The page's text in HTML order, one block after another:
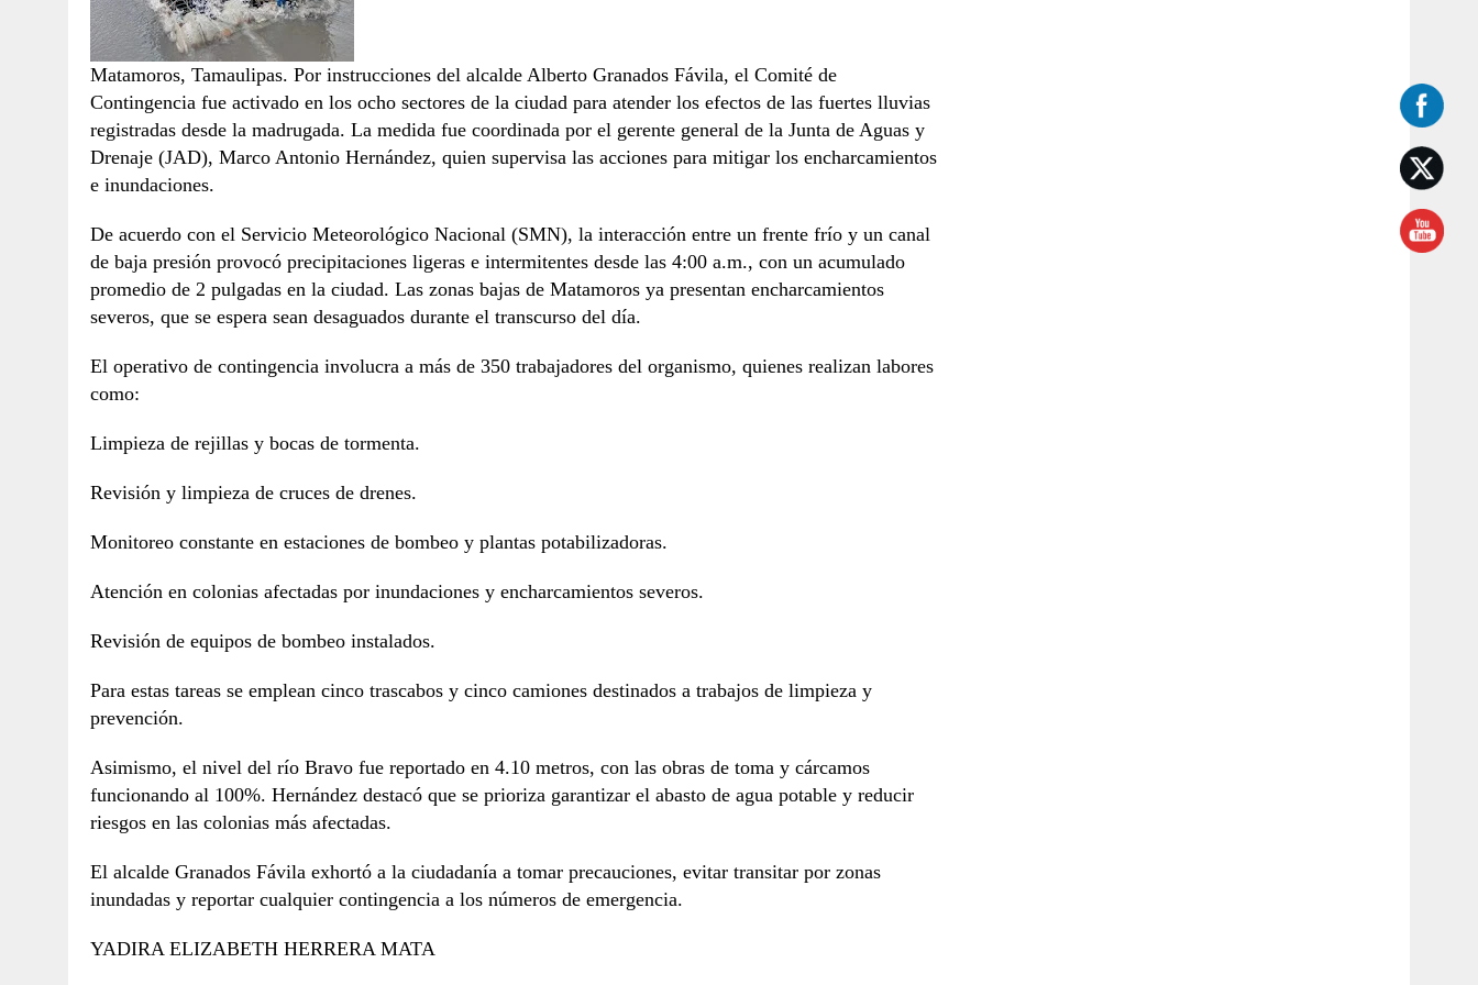
Matamoros, Tamaulipas. Por instrucciones del alcalde Alberto Granados Fávila, el Comité de
Contingencia fue activado en los ocho sectores de la ciudad para atender los efectos de las fuertes lluvias
registradas desde la madrugada. La medida fue coordinada por el gerente general de la Junta de Aguas y
Drenaje (JAD), Marco Antonio Hernández, quien supervisa las acciones para mitigar los encharcamientos
e inundaciones.
De acuerdo con el Servicio Meteorológico Nacional (SMN), la interacción entre un frente frío y un canal
de baja presión provocó precipitaciones ligeras e intermitentes desde las 4:00 a.m., con un acumulado
promedio de 2 pulgadas en la ciudad. Las zonas bajas de Matamoros ya presentan encharcamientos
severos, que se espera sean desaguados durante el transcurso del día.
El operativo de contingencia involucra a más de 350 trabajadores del organismo, quienes realizan labores
como:
Limpieza de rejillas y bocas de tormenta.
Revisión y limpieza de cruces de drenes.
Monitoreo constante en estaciones de bombeo y plantas potabilizadoras.
Atención en colonias afectadas por inundaciones y encharcamientos severos.
Revisión de equipos de bombeo instalados.
Para estas tareas se emplean cinco trascabos y cinco camiones destinados a trabajos de limpieza y
prevención.
Asimismo, el nivel del río Bravo fue reportado en 4.10 metros, con las obras de toma y cárcamos
funcionando al 100%. Hernández destacó que se prioriza garantizar el abasto de agua potable y reducir
riesgos en las colonias más afectadas.
El alcalde Granados Fávila exhortó a la ciudadanía a tomar precauciones, evitar transitar por zonas
inundadas y reportar cualquier contingencia a los números de emergencia.
YADIRA ELIZABETH HERRERA MATA